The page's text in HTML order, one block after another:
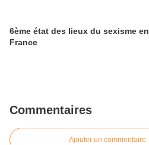
6ème état des lieux du sexisme en
France
Commentaires
Ajouter un commentaire